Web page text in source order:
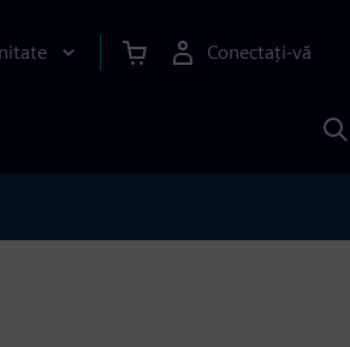
Conectați-vă